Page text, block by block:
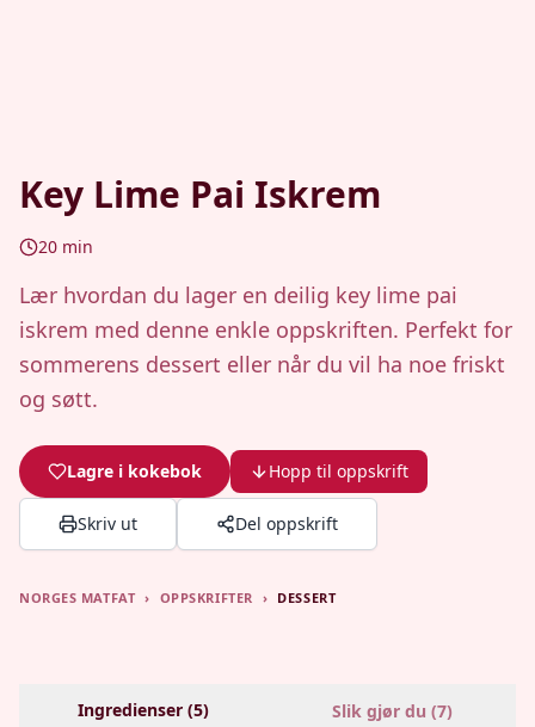
Key Lime Pai Iskrem
20 min
Lær hvordan du lager en deilig key lime pai
iskrem med denne enkle oppskriften. Perfekt for
sommerens dessert eller når du vil ha noe friskt
og søtt.
Lagre i kokebok Hopp til oppskrift
Skriv ut Del oppskrift
NORGES MATFAT › OPPSKRIFTER › DESSERT
Ingredienser (5) Slik gjør du (7)